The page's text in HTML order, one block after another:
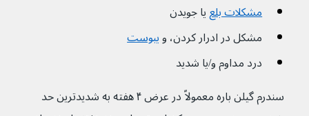
مشکلات بلعیا جویدن
مشکل در ادرار کردن، و یبوست
درد مداوم و/یا شدید
سندرم گیلن باره معمولاً در عرض ۴ هفته به شدیدترین حد